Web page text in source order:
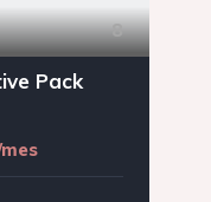
8
Pack